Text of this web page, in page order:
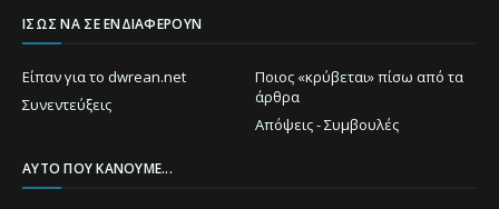
ΊΣΩΣ ΝΑ ΣΕ ΕΝΔΙΑΦΈΡΟΥΝ
Είπαν για το dwrean.net
Ποιος «κρύβεται» πίσω από τα
άρθρα
Συνεντεύξεις
Απόψεις - Συμβουλές
ΑΥΤΌ ΠΟΥ ΚΆΝΟΥΜΕ...